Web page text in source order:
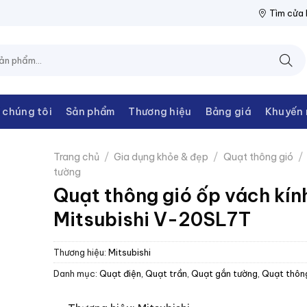
THANH CHÂU NPP THIẾT
Tìm cửa
chúng tôi Sản phẩm Thương hiệu Bảng giá Khuyến
Trang chủ / Gia dụng khỏe & đẹp / Quạt thông gió /
tường
Quạt thông gió ốp vách
Mitsubishi V-20SL7T
Thương hiệu: Mitsubishi
Danh mục: Quạt điện, Quạt trần Quạt gắn tường Quạt